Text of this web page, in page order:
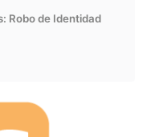
Robo de Identidad